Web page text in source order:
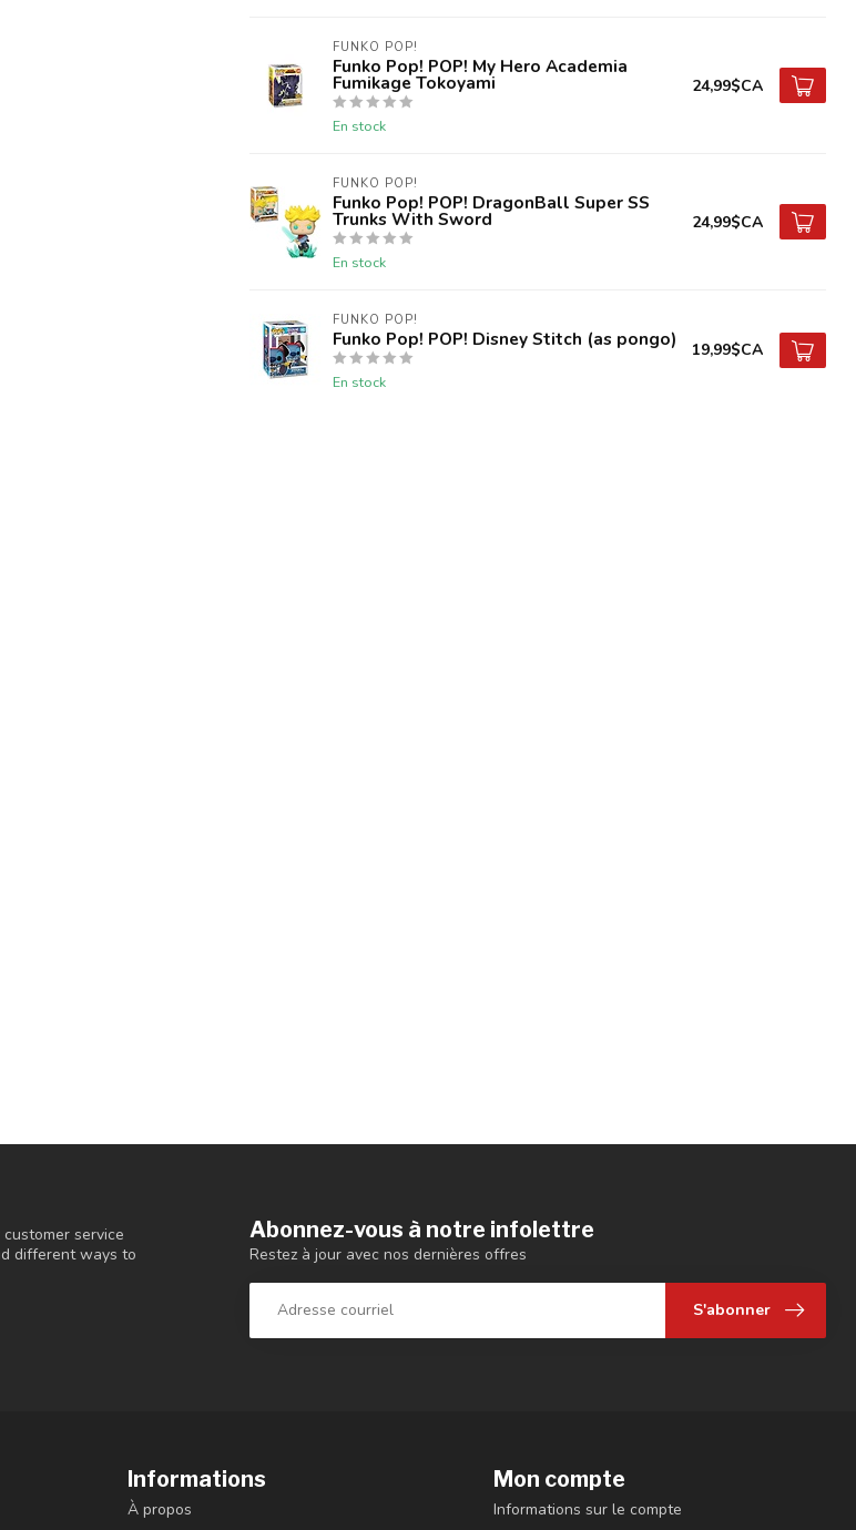
FUNKO POP!
Funko Pop! POP! My Hero Academia
Fumikage Tokoyami
En stock
24,99$CA
FUNKO POP!
Funko Pop! POP! DragonBall Super SS
Trunks With Sword
En stock
24,99$CA
FUNKO POP!
Funko Pop! POP! Disney Stitch (as pongo)
En stock
19,99$CA
service
different ways to
Abonnez-vous à notre infolettre
Restez à jour avec nos dernières offres
S'abonner
Informations
À propos
Mon compte
Informations sur le compte